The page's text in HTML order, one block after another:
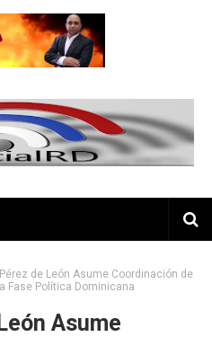
de León Asume Coordinación de
Fase Política Dominicana
Asume